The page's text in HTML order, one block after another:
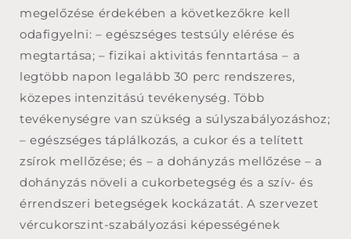
megelőzése érdekében a következőkre kell
odafigyelni: – egészséges testsúly elérése és
megtartása; – fizikai aktivitás fenntartása – a
legtöbb napon legalább 30 perc rendszeres,
közepes intenzitású tevékenység. Több
tevékenységre van szükség a súlyszabályozáshoz;
– egészséges táplálkozás, a cukor és a telített
zsírok mellőzése; és – a dohányzás mellőzése – a
dohányzás növeli a cukorbetegség és a szív- és
érrendszeri betegségek kockázatát. A szervezet
vércukorszint-szabályozási képességének